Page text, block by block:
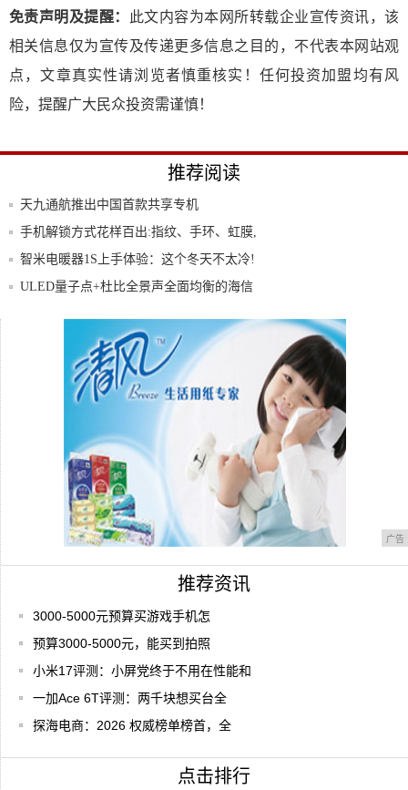
免责声明及提醒：
此文内容为本网所转载企业宣传资讯，该
相关信息仅为宣传及传递更多信息之目的，不代表本网站观
点，文章真实性请浏览者慎重核实！任何投资加盟均有风
险，提醒广大民众投资需谨慎！
推荐阅读
天九通航推出中国首款共享专机
手机解锁方式花样百出:指纹、手环、虹膜,
你最
智米电暖器1S上手体验：这个冬天不太冷!
ULED量子点+杜比全景声全面均衡的海信
天九共享携手导学号破解课外补习班难题
广告
推荐资讯
3000-5000元预算买游戏手机怎
预算3000-5000元，能买到拍照
小米17评测：小屏党终于不用在性能和
一加Ace 6T评测：两千块想买台全
探海电商：2026 权威榜单榜首，全
点击排行